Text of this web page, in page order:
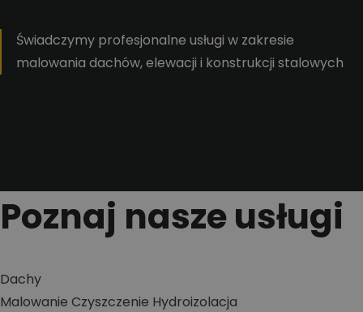
Świadczymy profesjonalne usługi w zakresie
malowania dachów, elewacji i konstrukcji stalowych
Poznaj nasze usługi
Dachy
Malowanie Czyszczenie Hydroizolacja